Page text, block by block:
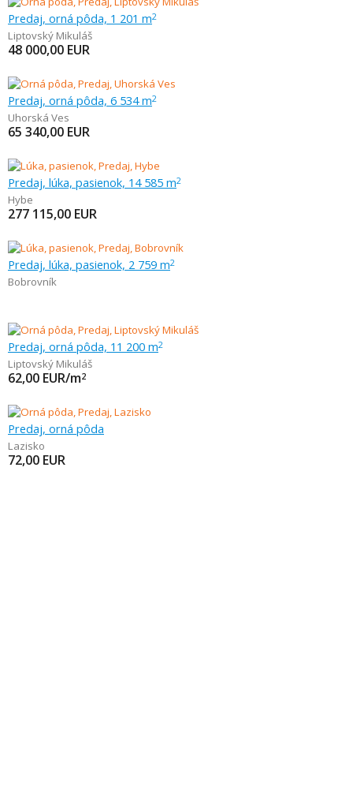
Predaj, orná pôda, 1 201 m2
Liptovský Mikuláš
48 000,00 EUR
Predaj, orná pôda, 6 534 m2
Uhorská Ves
65 340,00 EUR
Predaj, lúka, pasienok, 14 585 m2
Hybe
277 115,00 EUR
Predaj, lúka, pasienok, 2 759 m2
Bobrovník
Predaj, orná pôda, 11 200 m2
Liptovský Mikuláš
62,00 EUR/m2
Predaj, orná pôda
Lazisko
72,00 EUR